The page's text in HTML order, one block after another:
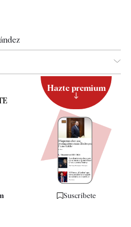
Hazte premium
Suscríbete